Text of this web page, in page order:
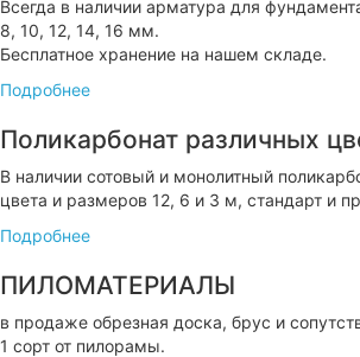
Всегда в наличии арматура для
8, 10, 12, 14, 16 мм.
Бесплатное хранение на нашем складе.
Подробнее
Поликарбонат различных
В наличии сотовый и монолитный
цвета и размеров 12, 6 и 3 м, стандарт и
Подробнее
ПИЛОМАТЕРИАЛЫ
в продаже обрезная доска, брус и
1 сорт от пилорамы.